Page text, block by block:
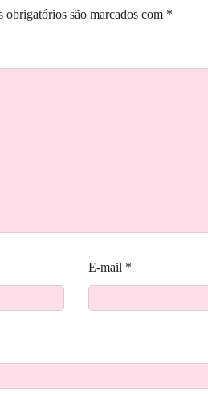
obrigatórios são marcados com *
E-mail *